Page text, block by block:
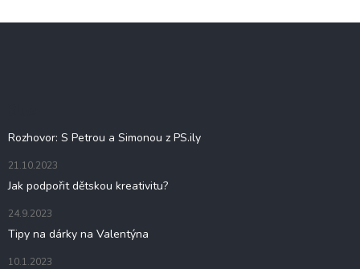
Rozhovor: S Petrou a Simonou z PS.ily
21.10.2023
Jak podpořit dětskou kreativitu?
24.9.2023
Tipy na dárky na Valentýna
10.1.2023